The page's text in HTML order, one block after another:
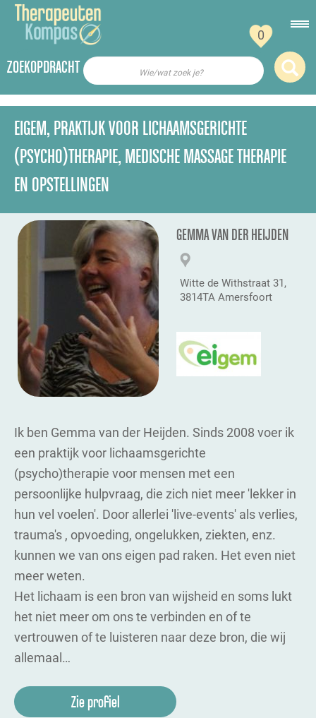
0
ZOEKOPDRACHT Wie/wat zoek je?
EIGEM, PRAKTIJK VOOR LICHAAMSGERICHTE
(PSYCHO)THERAPIE, MEDISCHE MASSAGE THERAPIE
EN OPSTELLINGEN
GEMMA VAN DER HEIJDEN
Witte de Withstraat 31,
3814TA Amersfoort
Ik ben Gemma van der Heijden. Sinds 2008 voer ik
een praktijk voor lichaamsgerichte
(psycho)therapie voor mensen met een
persoonlijke hulpvraag, die zich niet meer 'lekker in
hun vel voelen'. Door allerlei 'live-events' als verlies,
trauma's , opvoeding, ongelukken, ziekten, enz.
kunnen we van ons eigen pad raken. Het even niet
meer weten.
Het lichaam is een bron van wijsheid en soms lukt
het niet meer om ons te verbinden en of te
vertrouwen of te luisteren naar deze bron, die wij
allemaal…
Zie profiel